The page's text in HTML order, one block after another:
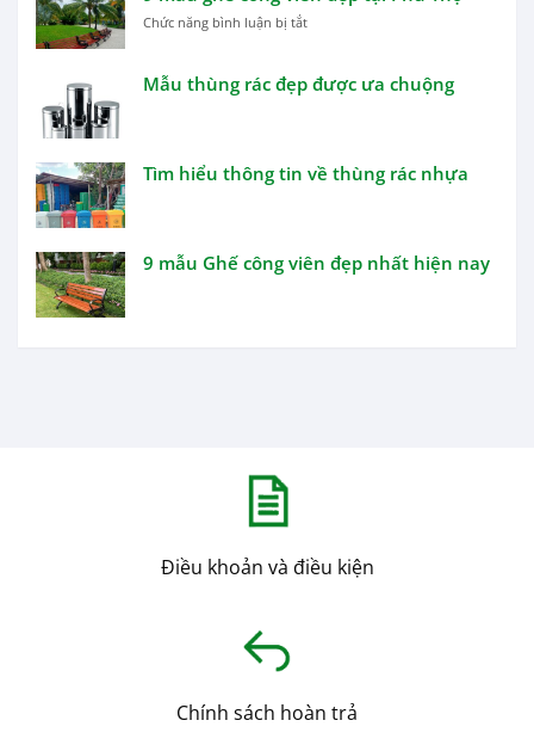
Chức năng bình luận bị tắtở
ghế
tại
Phú
Mẫu thùng rác đẹp được ưa chuộng
Tìm hiểu thông tin về thùng rác nhựa
9 mẫu Ghế công viên đẹp nhất hiện nay
Điều khoản và điều kiện
Chính sách hoàn trả